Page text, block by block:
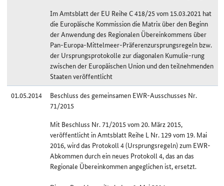
Im Amtsblatt der EU Reihe C 418/25 vom 15.03.2021 hat
die Europäische Kommission die Matrix über den Beginn
der Anwendung des Regionalen Übereinkommens über
Pan-Europa-Mittelmeer-Präferenzursprungsregeln bzw.
der Ursprungsprotokolle zur diagonalen Kumulie-rung
zwischen der Europäischen Union und den teilnehmenden
Staaten veröffentlicht
01.05.2014
Beschluss des gemeinsamen EWR-Ausschusses Nr.
71/2015
Mit Beschluss Nr. 71/2015 vom 20. März 2015,
veröffentlicht in Amtsblatt Reihe L Nr. 129 vom 19. Mai
2016, wird das Protokoll 4 (Ursprungsregeln) zum EWR-
Abkommen durch ein neues Protokoll 4, das an das
Regionale Übereinkommen angeglichen ist, ersetzt.